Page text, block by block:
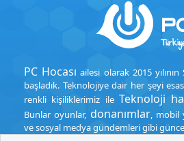
PC Hocası ailesi olarak 2015
başladık. Teknolojiye dair her şeyi
renkli kişiliklerimiz ile Teknoloji
Bunlar oyunlar, donanımlar, mobil
ve sosyal medya gündemleri gibi